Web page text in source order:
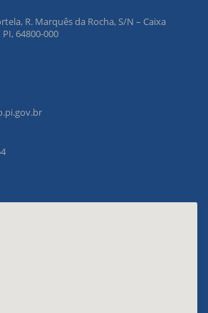
R. Marquês da Rocha, S/N – Caixa
64800-000